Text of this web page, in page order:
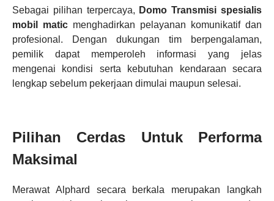
Sebagai pilihan terpercaya, Domo Transmisi spesialis
mobil matic menghadirkan pelayanan komunikatif dan
profesional. Dengan dukungan tim berpengalaman,
pemilik dapat memperoleh informasi yang jelas
mengenai kondisi serta kebutuhan kendaraan secara
lengkap sebelum pekerjaan dimulai maupun selesai.
Pilihan Cerdas Untuk Performa
Maksimal
Merawat Alphard secara berkala merupakan langkah